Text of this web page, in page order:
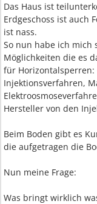
Das Haus ist
Erdgeschoss ist auch
ist nass.
So nun habe ich mich
Möglichkeiten die es
für
Injektionsverfahren,
Hersteller von den
Beim Boden gibt es
die aufgetragen die
Nun meine Frage:
Was bringt wirklich